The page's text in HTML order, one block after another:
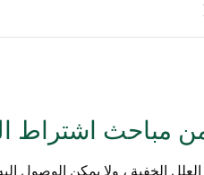
الجماعات الإسلامية
من مباحث اشتراط
الخفية ، ولا يمكن الوصول